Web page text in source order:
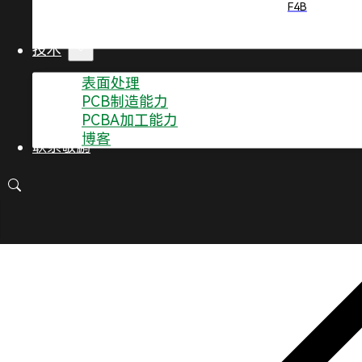
F4B
技术
表面处理
PCB制造能力
PCBA加工能力
博客
联系敬鹏